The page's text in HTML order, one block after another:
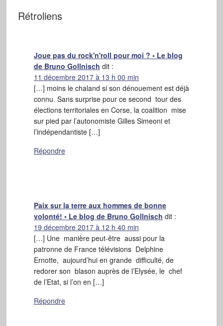
Rétroliens
Joue pas du rock'n'roll pour moi ? • Le blog
de Bruno Gollnisch dit :
11 décembre 2017 à 13 h 00 min
[…] moins le chaland si son dénouement est déjà
connu. Sans surprise pour ce second tour des
élections territoriales en Corse, la coalition mise
sur pied par l’autonomiste Gilles Simeoni et
l’indépendantiste […]
Répondre
Paix sur la terre aux hommes de bonne
volonté! • Le blog de Bruno Gollnisch dit :
19 décembre 2017 à 12 h 40 min
[…] Une manière peut-être aussi pour la
patronne de France télévisions Delphine
Ernotte, aujourd’hui en grande difficulté, de
redorer son blason auprès de l’Elysée, le chef
de l’Etat, si l’on en […]
Répondre